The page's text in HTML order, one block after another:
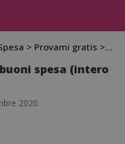
> Provami gratis >
spesa (intero
2020